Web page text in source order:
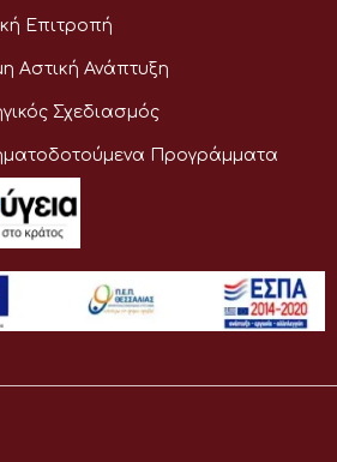
Επιτροπή
Αστική Ανάπτυξη
Σχεδιασμός
Προγράμματα